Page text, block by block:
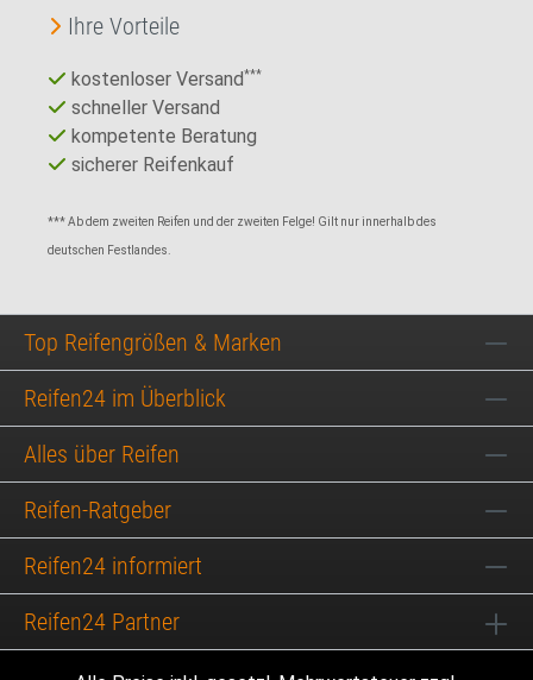
Ihre Vorteile
kostenloser Versand***
schneller Versand
kompetente Beratung
sicherer Reifenkauf
*** Ab dem zweiten Reifen und der zweiten Felge! Gilt nur innerhalb des
deutschen Festlandes.
Top Reifengrößen & Marken
Reifen24 im Überblick
Alles über Reifen
Reifen-Ratgeber
Reifen24 informiert
Reifen24 Partner